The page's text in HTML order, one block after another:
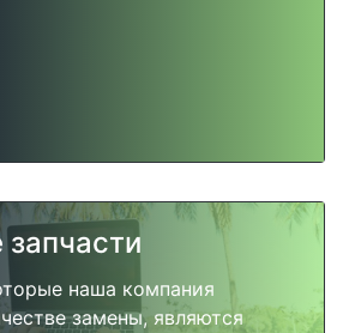
наша компания
замены, являются